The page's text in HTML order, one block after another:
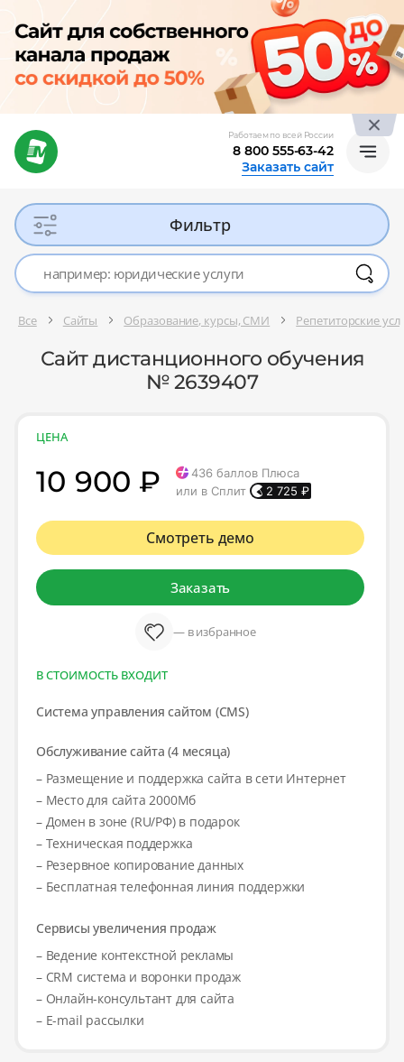
Работаем по всей России
8 800 555-63-42
Заказать сайт
Фильтр
Все Сайты Образование, курсы, СМИ Репетиторские
Сайт дистанционного обучения
№ 2639407
ЦЕНА
10 900 ₽ 436баллов Плюса
или в Сплит
2 725 ₽
Смотреть демо
Заказать
— в избранное
В СТОИМОСТЬ ВХОДИТ
Система управления сайтом (CMS)
Обслуживание сайта (4 месяца)
– Размещение и поддержка сайта в сети Интернет
– Место для сайта 2000Мб
– Домен в зоне (RU/РФ) в подарок
– Техническая поддержка
– Резервное копирование данных
– Бесплатная телефонная линия поддержки
Сервисы увеличения продаж
– Ведение контекстной рекламы
– CRM система и воронки продаж
– Онлайн-консультант для сайта
– E-mail рассылки